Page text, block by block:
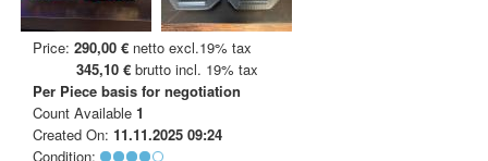
Price: 290,00 € netto excl.19% tax
345,10 € brutto incl. 19% tax
Per Piece basis for negotiation
Count Available 1
Created On: 11.11.2025 09:24
Condition: